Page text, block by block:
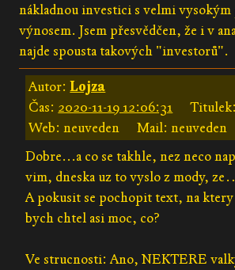
nákladnou investici s velmi
výnosem. Jsem přesvědčen, že i v
najde spousta takových "investorů".
Autor:Lojza
Čas: 2020-11-19 12:06:31
Web: neuveden
Mail: neuveden
Dobre...a co se takhle, nez neco
vim, dneska uz to vyslo z mody,
A pokusit se pochopit text, na
bych chtel asi moc, co?
Ve strucnosti: Ano, NEKTERE